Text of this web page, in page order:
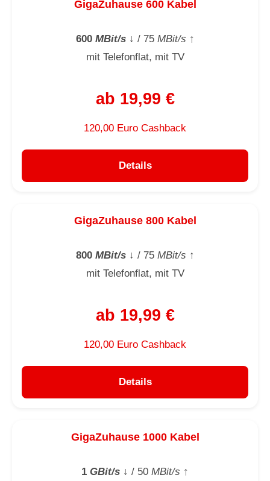
GigaZuhause 600 Kabel
600MBit/s↓ / 75MBit/s ↑
mit Telefonflat, mit TV
ab 19,99 €
120,00 Euro Cashback
Details
GigaZuhause 800 Kabel
800MBit/s↓ / 75MBit/s ↑
mit Telefonflat, mit TV
ab 19,99 €
120,00 Euro Cashback
Details
GigaZuhause 1000 Kabel
1 GBit/s ↓ / 50 MBit/s ↑